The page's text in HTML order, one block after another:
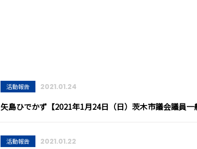
活動報告 2021.01.24
矢島ひでかず【2021年1月24日（日）茨木市議会議員一
活動報告 2021.01.22